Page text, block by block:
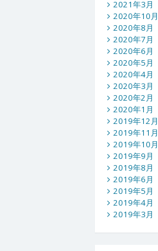
2021年3月
2020年10月
2020年8月
2020年7月
2020年6月
2020年5月
2020年4月
2020年3月
2020年2月
2020年1月
2019年12月
2019年11月
2019年10月
2019年9月
2019年8月
2019年6月
2019年5月
2019年4月
2019年3月